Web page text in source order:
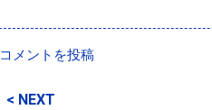
メ
コメントを投稿
< NEXT